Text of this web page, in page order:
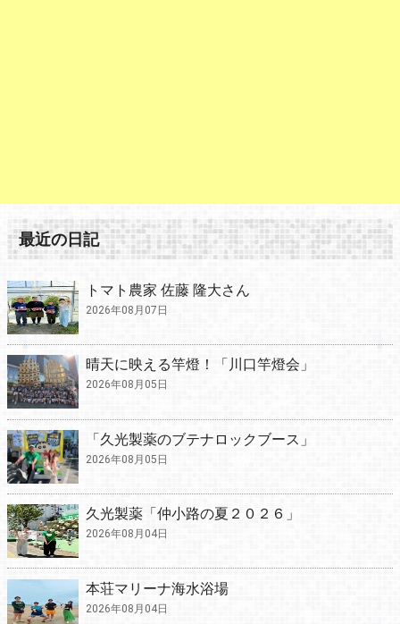
最近の日記
トマト農家 佐藤 隆大さん
2026年08月07日
晴天に映える竿燈！「川口竿燈会」
2026年08月05日
「久光製薬のブテナロックブース」
2026年08月05日
久光製薬「仲小路の夏２０２６」
2026年08月04日
本荘マリーナ海水浴場
2026年08月04日